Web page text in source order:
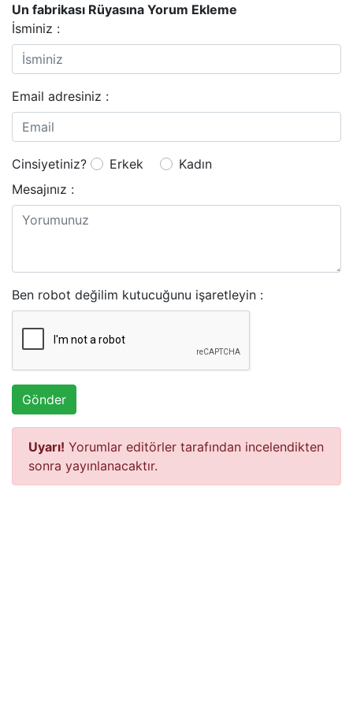
Un fabrikası Rüyasına Yorum Ekleme
İsminiz :
Email adresiniz :
Cinsiyetiniz? Erkek
Kadın
Mesajınız :
Ben robot değilim kutucuğunu işaretleyin :
Gönder
Uyarı! Yorumlar editörler tarafından incelendikten
sonra yayınlanacaktır.